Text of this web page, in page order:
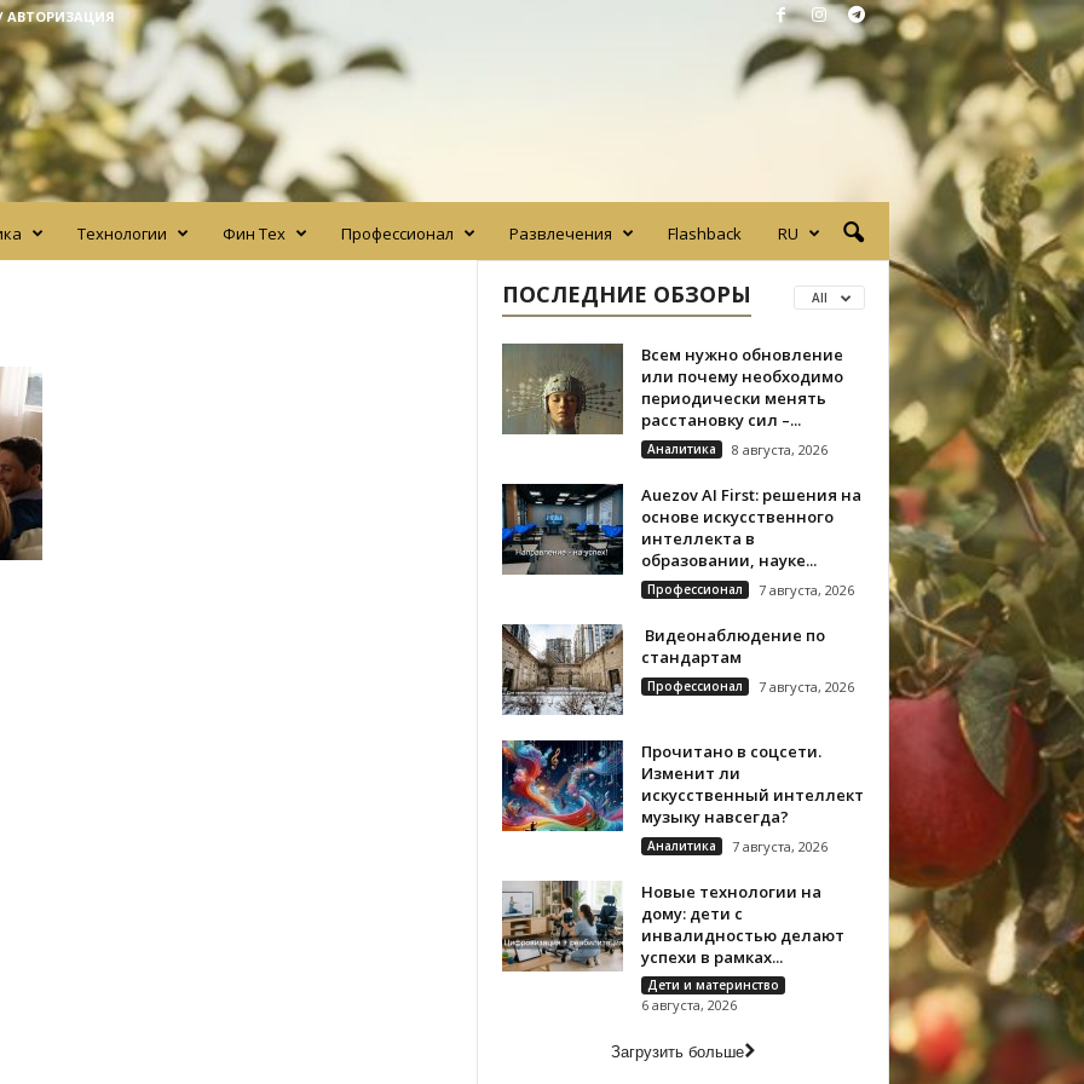
АВТОРИЗАЦИЯ
Технологии Фин Тех Профессионал Развлечения Flashback RU
ПОСЛЕДНИЕ ОБЗОРЫ All
Всем нужно обновление
или почему необходимо
периодически менять
расстановку сил –...
Аналитика 8 августа, 2026
Auezov AI First: решения на
основе искусственного
интеллекта в
образовании, науке...
Профессионал 7 августа, 2026
Видеонаблюдение по
стандартам
Профессионал 7 августа, 2026
Прочитано в соцсети.
Изменит ли
искусственный интеллект
музыку навсегда?
Аналитика 7 августа, 2026
Новые технологии на
дому: дети с
инвалидностью делают
успехи в рамках...
Дети и материнство
6 августа, 2026
Загрузить больше